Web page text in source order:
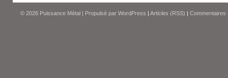
© 2026 Puissance Métal | Propulsé par WordPress | Articles (RSS) | Commentaires